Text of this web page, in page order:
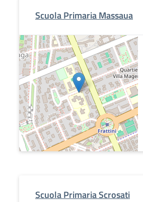
Scuola Primaria Massaua
Scuola Primaria Scrosati